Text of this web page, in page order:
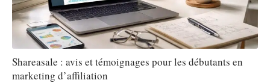
Shareasale : avis et témoignages pour les débutants en
marketing d’affiliation